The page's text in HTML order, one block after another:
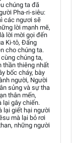
chúng ta đã
Pha-ri-siêu:
các ngươi sẽ
lời mạnh mẽ,
lời mời gọi đến
Ki-tô, Đấng
cho chúng ta.
chúng ta,
thần thiêng nhất
bốc cháy, bày
người, Người
sủng và sự tha
thân mến,
lại gây chiến.
lại giết hại người
mà lại bỏ rơi
những người